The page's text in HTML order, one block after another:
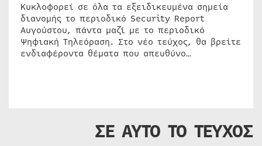
Κυκλοφορεί σε όλα τα εξειδικευμένα σημεία
διανομής το περιοδικό Security Report
Αυγούστου, πάντα μαζί με το περιοδικό
Ψηφιακή Τηλεόραση. Στο νέο τεύχος, θα βρείτε
ενδιαφέροντα θέματα που απευθύνο…
ΣΕ ΑΥΤΟ ΤΟ ΤΕΥΧΟΣ